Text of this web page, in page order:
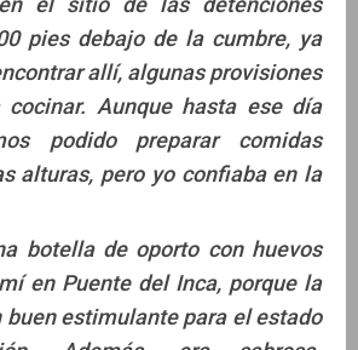
pies debajo de la cumbre, ya
allí, algunas provisiones
cocinar. Aunque hasta ese día
podido preparar comidas
alturas, pero yo confiaba en la
botella de oporto con huevos
en Puente del Inca, porque la
buen estimulante para el estado